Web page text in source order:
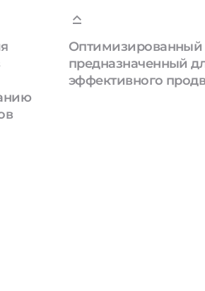
Оптимизированный
предназначенный
эффективного